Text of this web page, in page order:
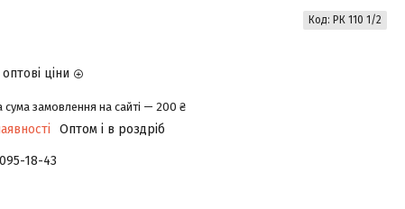
ціни
сума замовлення на сайті — 200 ₴
Оптом і в роздріб
Код: РК 110 1/2
18-43